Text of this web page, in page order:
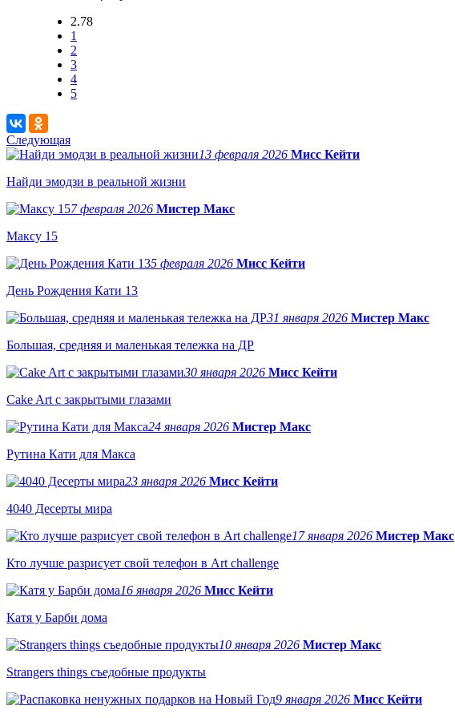
2.78
1
2
3
4
5
Следующая
13 февраля 2026 Мисс Кейти
Найди эмодзи в реальной жизни
7 февраля 2026 Мистер Макс
Максу 15
5 февраля 2026 Мисс Кейти
День Рождения Кати 13
31 января 2026 Мистер Макс
Большая, средняя и маленькая тележка на ДР
30 января 2026 Мисс Кейти
Cake Art с закрытыми глазами
24 января 2026 Мистер Макс
Рутина Кати для Макса
23 января 2026 Мисс Кейти
4040 Десерты мира
17 января 2026 Мистер Макс
Кто лучше разрисует свой телефон в Art challenge
16 января 2026 Мисс Кейти
Катя у Барби дома
10 января 2026 Мистер Макс
Strangers things съедобные продукты
9 января 2026 Мисс Кейти